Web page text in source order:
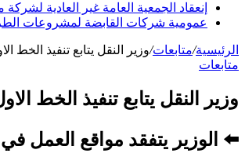
إنعقاد الجمعية العامة غير العادية
عمومية شركات القابضة لمشروعات الطرق
الرئيسية/متابعات/وزير النقل يتابع تنفيذ
متابعات
وزير النقل يتابع تنفيذ الخط
⬅️ الوزير يتفقد مواقع العمل